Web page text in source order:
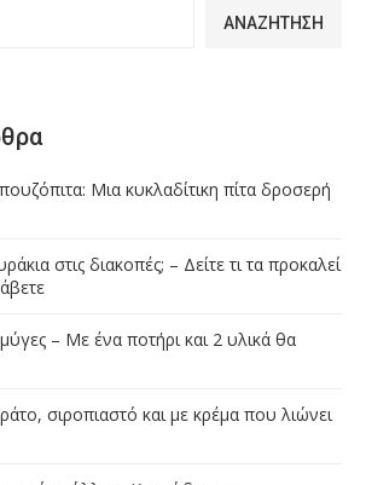
ΑΝΑΖΉΤΗΣΗ
Μια κυκλαδίτικη πίτα δροσερή
στις διακοπές; – Δείτε τι τα προκαλεί
μύγες – Με ένα ποτήρι και 2 υλικά θα
σιροπιαστό και με κρέμα που λιώνει